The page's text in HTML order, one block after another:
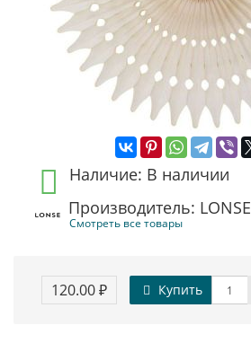
Наличие: В наличии
Производитель: LONSE
Смотреть все товары
120.00 ₽ Купить